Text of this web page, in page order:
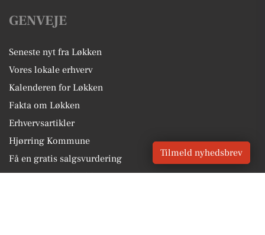
GENVEJE
Seneste nyt fra Løkken
Vores lokale erhverv
Kalenderen for Løkken
Fakta om Løkken
Erhvervsartikler
Hjørring Kommune
Få en gratis salgsvurdering
Sponsoreret indhold
Tilmeld nyhedsbrev